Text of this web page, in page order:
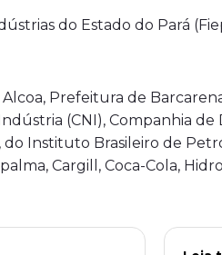
do Estado do Pará
Prefeitura de
(CNI), Companhia
Instituto Brasileiro de
Cargill, Coca-Cola,